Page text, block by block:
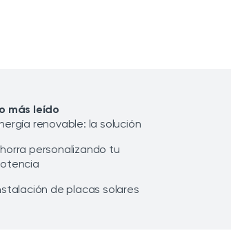
más leído
renovable: la solución
personalizando tu
de placas solares